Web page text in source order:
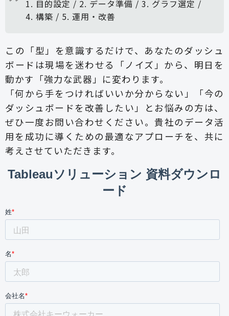
1. 目的設定 / 2. データ準備 / 3. グラフ選定 /
4. 構築 / 5. 運用・改善
この「型」を意識するだけで、あなたのダッシュ
ボードは現場を迷わせる「ノイズ」から、明日を
動かす「強力な武器」に変わります。
「何から手をつければいいか分からない」「今の
ダッシュボードを改善したい」とお悩みの方は、
ぜひ一度お問い合わせください。貴社のデータ活
用を成功に導くための最適なアプローチを、共に
考えさせていただきます。